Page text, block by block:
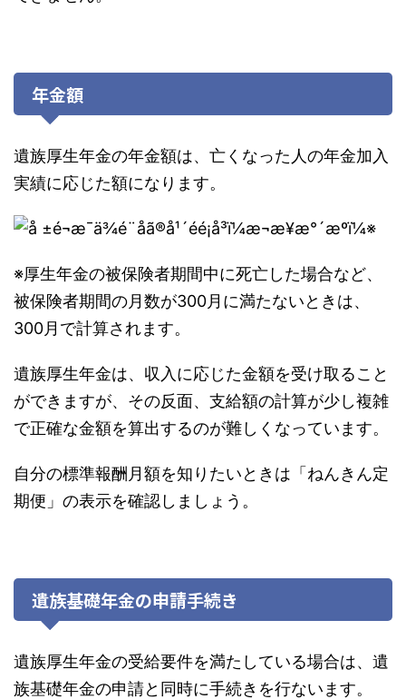
年金額
遺族厚生年金の年金額は、亡くなった人の年金加入
実績に応じた額になります。
※
※厚生年金の被保険者期間中に死亡した場合など、
被保険者期間の月数が300月に満たないときは、
300月で計算されます。
遺族厚生年金は、収入に応じた金額を受け取ること
ができますが、その反面、支給額の計算が少し複雑
で正確な金額を算出するのが難しくなっています。
自分の標準報酬月額を知りたいときは「ねんきん定
期便」の表示を確認しましょう。
遺族基礎年金の申請手続き
遺族厚生年金の受給要件を満たしている場合は、遺
族基礎年金の申請と同時に手続きを行ないます。